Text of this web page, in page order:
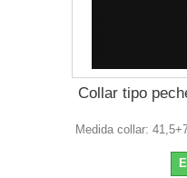
Collar tipo
Medida collar: